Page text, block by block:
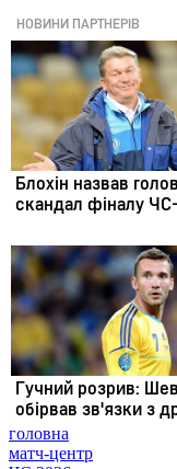
головна
матч-центр